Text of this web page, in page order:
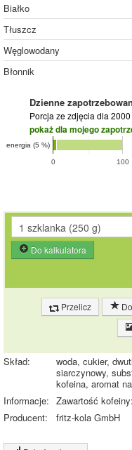
Białko
Tłuszcz
Węglowodany
Błonnik
Dzienne
Porcja ze zdjęcia dla 2000
pokaż dla mojego
0 100
energia (5 %)
Do kalkulatora
Przelicz
Skład:
woda, cukier,
siarczynowy,
kofeina, aromat
Informacje: Zawartość
Producent:
fritz-kola GmbH